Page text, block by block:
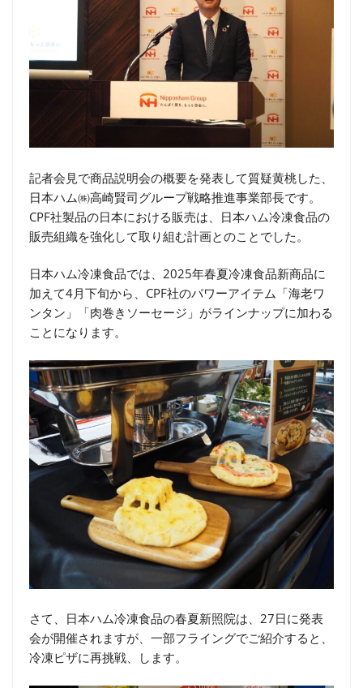
記者会見で商品説明会の概要を発表して質疑黄桃した、
日本ハム㈱高崎賢司グループ戦略推進事業部長です。
CPF社製品の日本における販売は、日本ハム冷凍食品の
販売組織を強化して取り組む計画とのことでした。
日本ハム冷凍食品では、2025年春夏冷凍食品新商品に
加えて4月下旬から、CPF社のパワーアイテム「海老ワ
ンタン」「肉巻きソーセージ」がラインナップに加わる
ことになります。
さて、日本ハム冷凍食品の春夏新照院は、27日に発表
会が開催されますが、一部フライングでご紹介すると、
冷凍ピザに再挑戦、します。